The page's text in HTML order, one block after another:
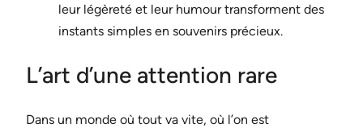
leur légèreté et leur humour transforment des
instants simples en souvenirs précieux.
L’art d’une attention rare
Dans un monde où tout va vite, où l’on est